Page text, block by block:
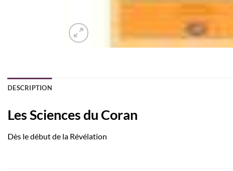
DESCRIPTION
Les Sciences du Coran
Dès le début de la Révélation